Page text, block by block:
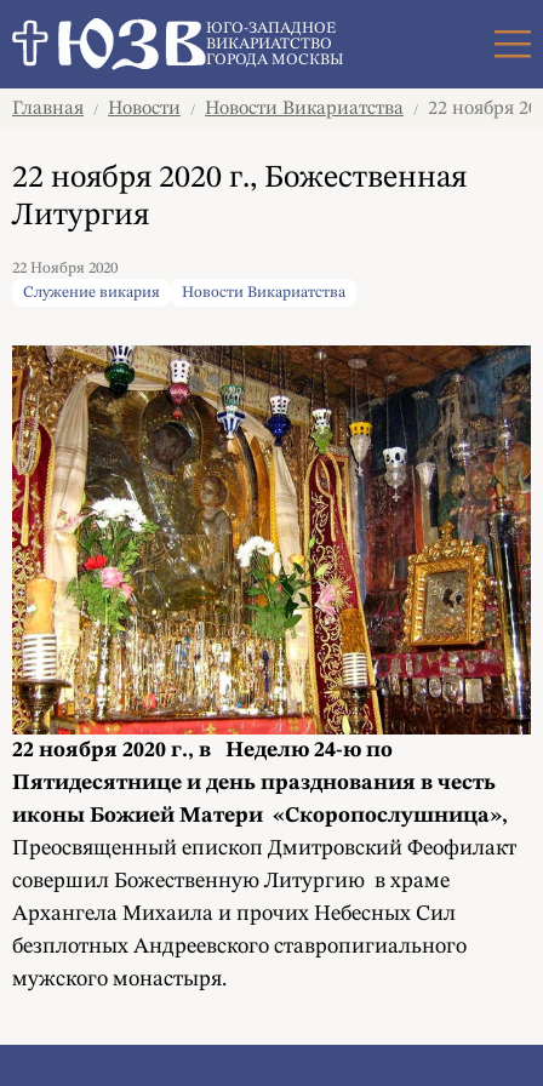
ЮГО-ЗАПАДНОЕ
ВИКАРИАТСТВО
ГОРОДА МОСКВЫ
Главная / Новости / Новости Викариатства / 22 ноября
22 ноября 2020 г., Божественная
Литургия
22 Ноября 2020
Служение викария
Новости Викариатства
22 ноября 2020 г., в
Неделю 24-ю по
Пятидесятнице и день празднования в честь
иконы Божией Матери «Скоропослушница»,
Преосвященный епископ Дмитровский Феофилакт
совершил Божественную Литургию в храме
Архангела Михаила и прочих Небесных Сил
безплотных Андреевского ставропигиального
мужского монастыря.